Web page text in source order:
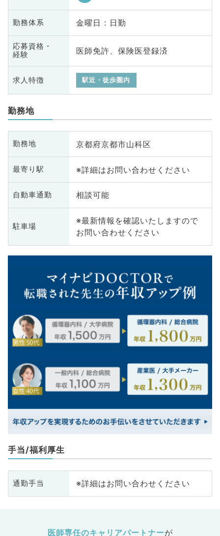
勤務体系 金曜日 : 日勤
応募資格・
経験
医師免許、保険医登録済
求人特徴 駅近・徒歩圏内
勤務地
勤務地 京都府京都市山科区
最寄り駅 ※詳細はお問い合わせください
自動車通勤 相談可能
駐車場
※最新情報を確認いたしますので
お問い合わせください
手当/福利厚生
通勤手当 ※詳細はお問い合わせください
医師専任のキャリアパートナーが